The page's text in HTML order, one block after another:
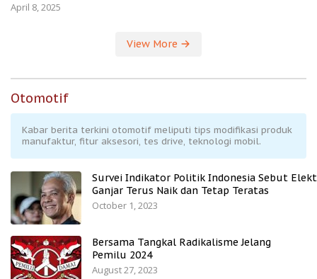
April 8, 2025
View More
Otomotif
Kabar berita terkini otomotif meliputi tips modifikasi produk
manufaktur, fitur aksesori, tes drive, teknologi mobil.
Survei Indikator Politik Indonesia Sebut
Ganjar Terus Naik dan Tetap Teratas
October 1, 2023
Bersama Tangkal Radikalisme Jelang
Pemilu 2024
August 27, 2023